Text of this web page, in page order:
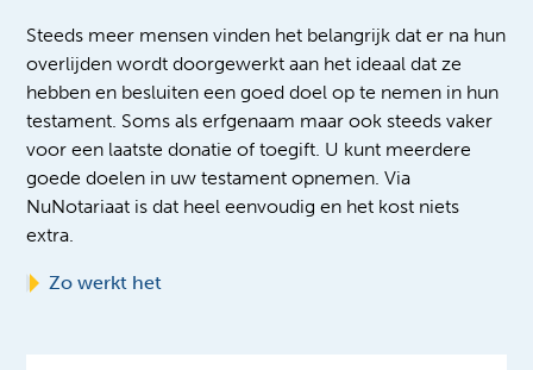
Steeds meer mensen vinden het belangrijk dat er na hun
overlijden wordt doorgewerkt aan het ideaal dat ze
hebben en besluiten een goed doel op te nemen in hun
testament. Soms als erfgenaam maar ook steeds vaker
voor een laatste donatie of toegift. U kunt meerdere
goede doelen in uw testament opnemen. Via
NuNotariaat is dat heel eenvoudig en het kost niets
extra.
Zo werkt het